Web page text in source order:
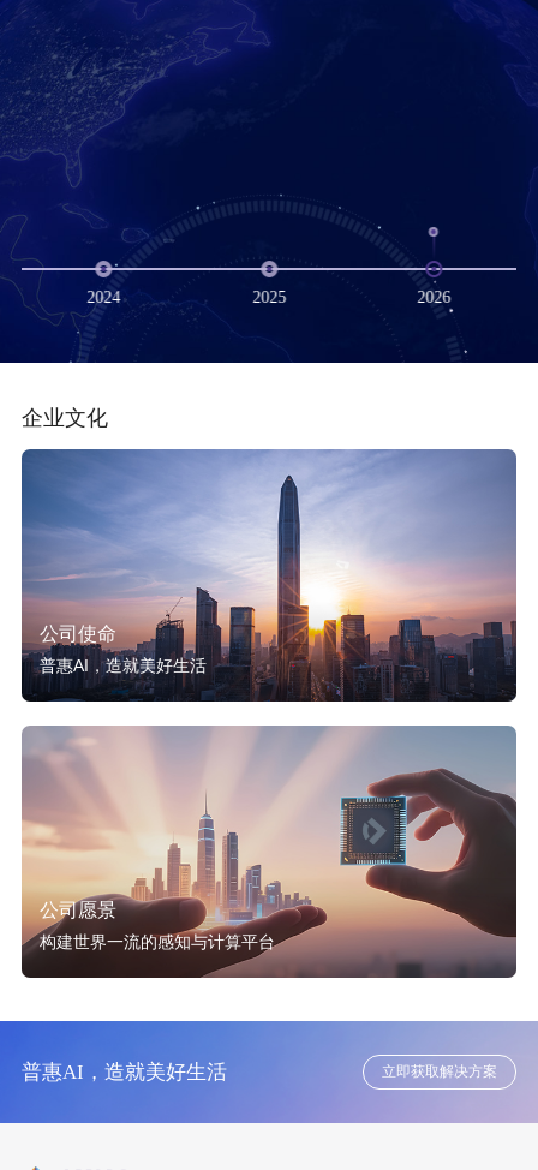
2024 2025 2026
企业文化
公司使命
普惠AI，造就美好生活
公司愿景
构建世界一流的感知与计算平台
普惠AI，造就美好生活 立即获取解决方案